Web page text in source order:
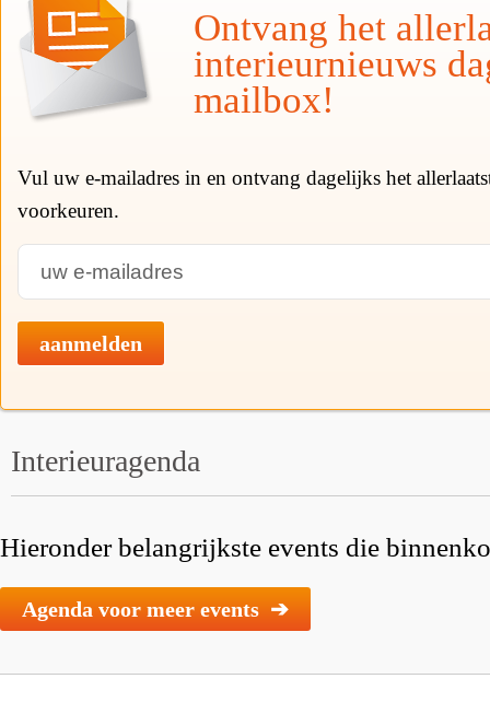
Ontvang het
interieurnieuws
mailbox!
Vul uw e-mailadres in en ontvang dagelijks het
voorkeuren.
aanmelden
Interieuragenda
Hieronder belangrijkste events die
Agenda voor meer events ➔